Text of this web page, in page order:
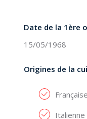
Date de la 1ère
15/05/1968
Origines de la
Française
Italienne